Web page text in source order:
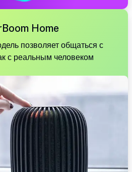
Home
позволяет общаться с
с реальным человеком